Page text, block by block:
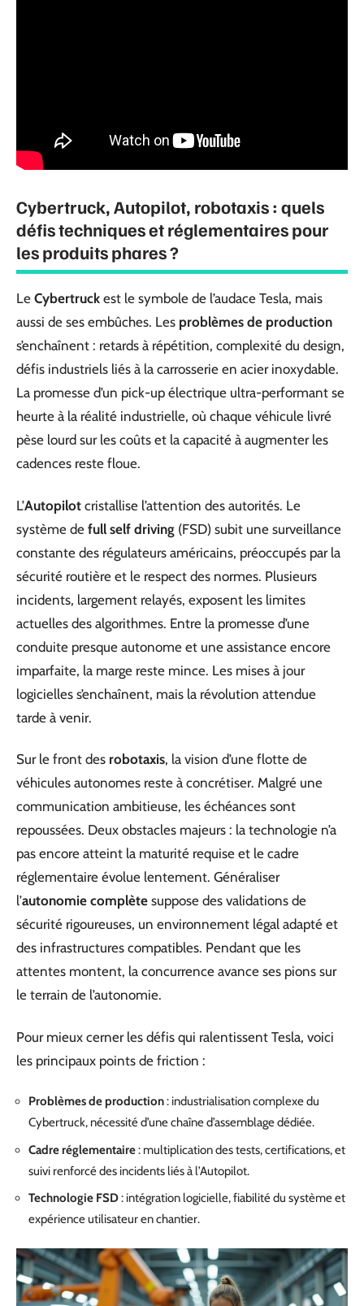
Cybertruck, Autopilot, robotaxis : quels
défis techniques et réglementaires pour
les produits phares ?
Le Cybertruck est le symbole de l’audace Tesla, mais
aussi de ses embûches. Les problèmes de production
s’enchaînent : retards à répétition, complexité du design,
défis industriels liés à la carrosserie en acier inoxydable.
La promesse d’un pick-up électrique ultra-performant se
heurte à la réalité industrielle, où chaque véhicule livré
pèse lourd sur les coûts et la capacité à augmenter les
cadences reste floue.
L’Autopilot cristallise l’attention des autorités. Le
système de full self driving (FSD) subit une surveillance
constante des régulateurs américains, préoccupés par la
sécurité routière et le respect des normes. Plusieurs
incidents, largement relayés, exposent les limites
actuelles des algorithmes. Entre la promesse d’une
conduite presque autonome et une assistance encore
imparfaite, la marge reste mince. Les mises à jour
logicielles s’enchaînent, mais la révolution attendue
tarde à venir.
Sur le front des robotaxis, la vision d’une flotte de
véhicules autonomes reste à concrétiser. Malgré une
communication ambitieuse, les échéances sont
repoussées. Deux obstacles majeurs : la technologie n’a
pas encore atteint la maturité requise et le cadre
réglementaire évolue lentement. Généraliser
l’autonomie complète suppose des validations de
sécurité rigoureuses, un environnement légal adapté et
des infrastructures compatibles. Pendant que les
attentes montent, la concurrence avance ses pions sur
le terrain de l’autonomie.
Pour mieux cerner les défis qui ralentissent Tesla, voici
les principaux points de friction :
Problèmes de production: industrialisation complexe du
Cybertruck, nécessité d’une chaîne d’assemblage dédiée.
Cadre réglementaire: multiplication des tests, certifications, et
suivi renforcé des incidents liés à l’Autopilot.
Technologie FSD: intégration logicielle, fiabilité du système et
expérience utilisateur en chantier.